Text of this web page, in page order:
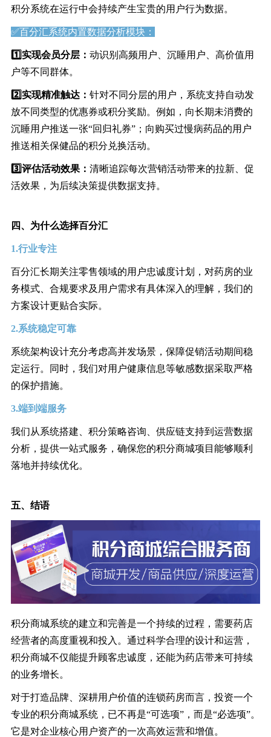
积分系统在运行中会持续产生宝贵的用户行为数据。
✅百分汇系统内置数据分析模块：
1️⃣ 实现会员分层： 动识别高频用户、沉睡用户、高价值用
户等不同群体。
2️⃣ 实现精准触达： 针对不同分层的用户，系统支持自动发
放不同类型的优惠券或积分奖励。例如，向长期未消费的
沉睡用户推送一张“回归礼券”；向购买过慢病药品的用户
推送相关保健品的积分兑换活动。
3️⃣ 评估活动效果： 清晰追踪每次营销活动带来的拉新、促
活效果，为后续决策提供数据支持。
四、为什么选择百分汇
1.行业专注
百分汇长期关注零售领域的用户忠诚度计划，对药房的业
务模式、合规要求及用户需求有具体深入的理解，我们的
方案设计更贴合实际。
2.系统稳定可靠
系统架构设计充分考虑高并发场景，保障促销活动期间稳
定运行。同时，我们对用户健康信息等敏感数据采取严格
的保护措施。
3.端到端服务
我们从系统搭建、积分策略咨询、供应链支持到运营数据
分析，提供一站式服务，确保您的积分商城项目能够顺利
落地并持续优化。
五、结语
积分商城系统的建立和完善是一个持续的过程，需要药店
经营者的高度重视和投入。通过科学合理的设计和运营，
积分商城不仅能提升顾客忠诚度，还能为药店带来可持续
的业务增长。
对于打造品牌、深耕用户价值的连锁药房而言，投资一个
专业的积分商城系统，已不再是“可选项”，而是“必选项”。
它是对企业核心用户资产的一次高效运营和增值。